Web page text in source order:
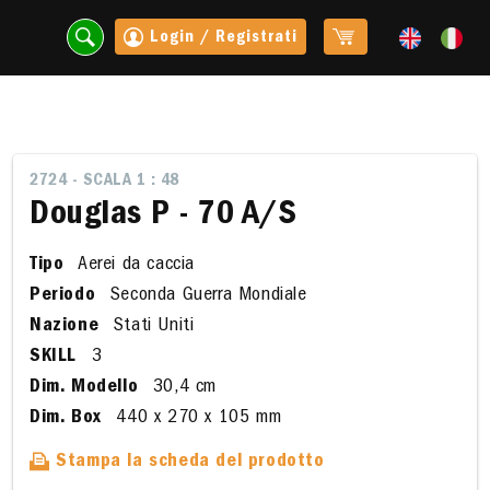
Login / Registrati
2724 - SCALA 1 : 48
Douglas P - 70 A/S
Tipo
Aerei da caccia
Periodo
Seconda Guerra Mondiale
Nazione
Stati Uniti
SKILL
3
Dim. Modello
30,4 cm
Dim. Box
440 x 270 x 105 mm
Stampa la scheda del prodotto